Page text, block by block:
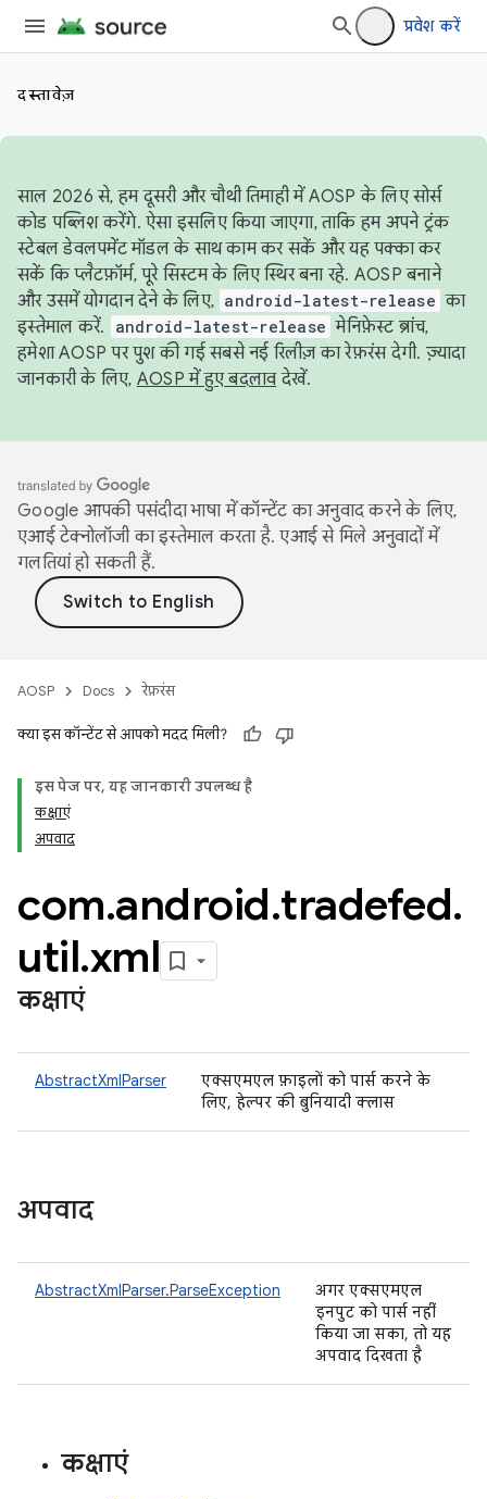
प्रवेश करें
दस्तावेज़
साल 2026 से, हम दूसरी और चौथी तिमाही में AOSP के लिए सोर्स
कोड पब्लिश करेंगे. ऐसा इसलिए किया जाएगा, ताकि हम अपने ट्रंक
स्टेबल डेवलपमेंट मॉडल के साथ काम कर सकें और यह पक्का कर
सकें कि प्लैटफ़ॉर्म, पूरे सिस्टम के लिए स्थिर बना रहे. AOSP बनाने
और उसमें योगदान देने के लिए, android-latest-release का
इस्तेमाल करें.
android-latest-release मेनिफ़ेस्ट ब्रांच,
हमेशा AOSP पर पुश की गई सबसे नई रिलीज़ का रेफ़रंस देगी. ज़्यादा
जानकारी के लिए, AOSP में हुए बदलावदेखें.
Google आपकी पसंदीदा भाषा में कॉन्टेंट का अनुवाद करने के लिए,
एआई टेक्नोलॉजी का इस्तेमाल करता है. एआई से मिले अनुवादों में
गलतियां हो सकती हैं.
AOSP Docs रेफ़रंस
क्या इस कॉन्टेंट से आपको मदद मिली?
इस पेज पर, यह जानकारी उपलब्ध है
कक्षाएं
अपवाद
com.android.tradefed.
util.xml
कक्षाएं
AbstractXmlParser
एक्सएमएल फ़ाइलों को पार्स करने के
लिए, हेल्पर की बुनियादी क्लास
अपवाद
AbstractXmlParser.ParseException
अगर एक्सएमएल
इनपुट को पार्स नहीं
किया जा सका, तो यह
अपवाद दिखता है
कक्षाएं